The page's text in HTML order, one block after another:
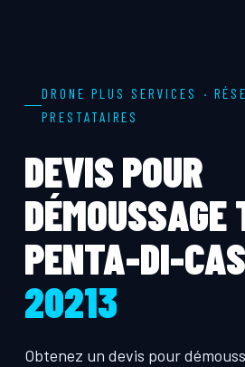
DRONE PLUS SERVICES ·
PRESTATAIRES
DEVIS POUR
DÉMOUSSAGE
PENTA-DI-
20213
Obtenez un devis pour